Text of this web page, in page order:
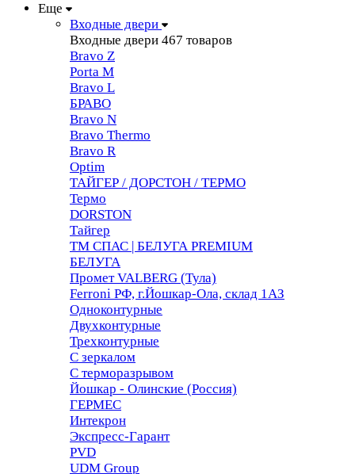
Еще
Входные двери
Входные двери 467 товаров
Bravo Z
Porta М
Bravo L
БРАВО
Bravo N
Bravo Thermo
Bravo R
Optim
ТАЙГЕР / ДОРСТОН / ТЕРМО
Термо
DORSTON
Тайгер
ТМ СПАС | БЕЛУГА PREMIUM
БЕЛУГА
Промет VALBERG (Тула)
Ferroni РФ, г.Йошкар-Ола, склад 1АЗ
Одноконтурные
Двухконтурные
Трехконтурные
С зеркалом
С терморазрывом
Йошкар - Олинские (Россия)
ГЕРМЕС
Интекрон
Экспресс-Гарант
PVD
UDM Group